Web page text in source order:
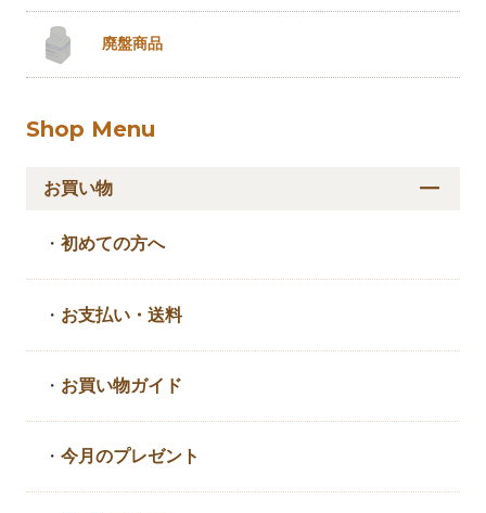
廃盤商品
Shop Menu
お買い物
・初めての方へ
・ お支払い・送料
・ お買い物ガイド
・今月のプレゼント